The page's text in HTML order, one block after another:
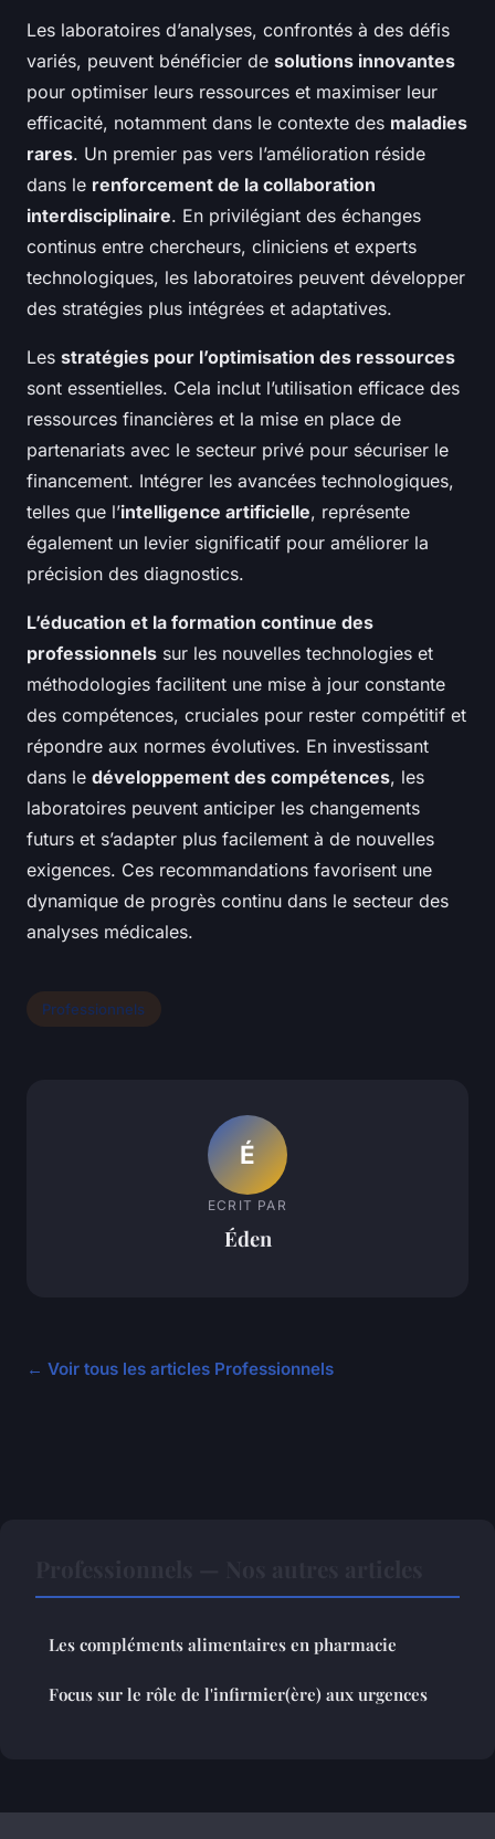
Les laboratoires d’analyses, confrontés à des défis
variés, peuvent bénéficier de solutions innovantes
pour optimiser leurs ressources et maximiser leur
efficacité, notamment dans le contexte des maladies
rares. Un premier pas vers l’amélioration réside
dans le renforcement de la collaboration
interdisciplinaire. En privilégiant des échanges
continus entre chercheurs, cliniciens et experts
technologiques, les laboratoires peuvent développer
des stratégies plus intégrées et adaptatives.
Les stratégies pour l’optimisation des ressources
sont essentielles. Cela inclut l’utilisation efficace des
ressources financières et la mise en place de
partenariats avec le secteur privé pour sécuriser le
financement. Intégrer les avancées technologiques,
telles que l’intelligence artificielle, représente
également un levier significatif pour améliorer la
précision des diagnostics.
L’éducation et la formation continue des
professionnels sur les nouvelles technologies et
méthodologies facilitent une mise à jour constante
des compétences, cruciales pour rester compétitif et
répondre aux normes évolutives. En investissant
dans le développement des compétences, les
laboratoires peuvent anticiper les changements
futurs et s’adapter plus facilement à de nouvelles
exigences. Ces recommandations favorisent une
dynamique de progrès continu dans le secteur des
analyses médicales.
Professionnels
É
ECRIT PAR
Éden
← Voir tous les articles Professionnels
Les compléments alimentaires en pharmacie
Focus sur le rôle de l'infirmier(ère) aux urgences